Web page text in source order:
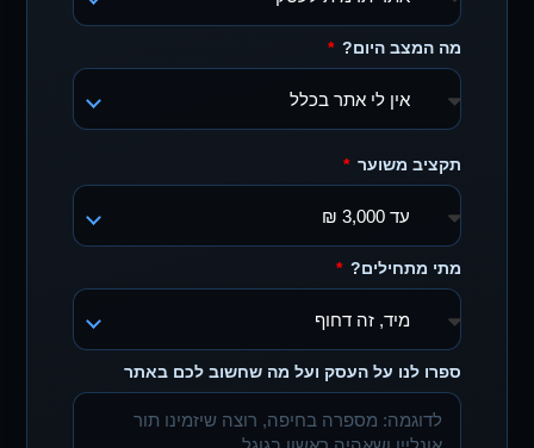
מה המצב היום?
תקציב משוער
מתי מתחילים?
ספרו לנו על העסק ועל מה שחשוב לכם באתר